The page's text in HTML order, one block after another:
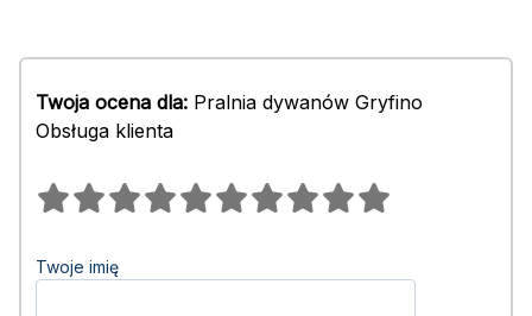
Twoja ocena dla: Pralnia dywanów Gryfino
Obsługa klienta
Twoje imię